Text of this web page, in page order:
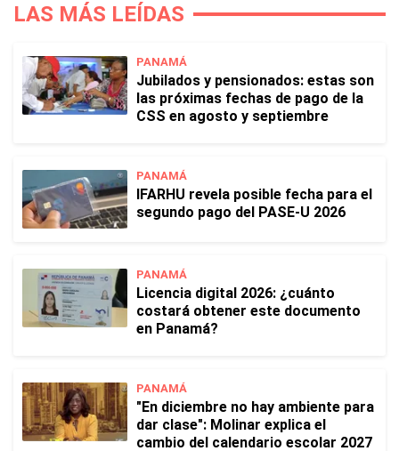
LAS MÁS LEÍDAS
PANAMÁ
Jubilados y pensionados: estas son
las próximas fechas de pago de la
CSS en agosto y septiembre
PANAMÁ
IFARHU revela posible fecha para el
segundo pago del PASE-U 2026
PANAMÁ
Licencia digital 2026: ¿cuánto
costará obtener este documento
en Panamá?
PANAMÁ
"En diciembre no hay ambiente para
dar clase": Molinar explica el
cambio del calendario escolar 2027